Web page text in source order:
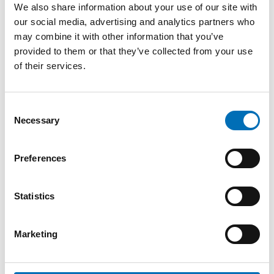
We also share information about your use of our site with
our social media, advertising and analytics partners who
may combine it with other information that you’ve
provided to them or that they’ve collected from your use
of their services.
Selection
Necessary
Preferences
Statistics
Marketing
Ensamhet bland äldre förkortar livet. Därför är tiden nu
mogen att rikta fokus mot ensamhet på samma sätt som
man tidigare riktat fok [...]